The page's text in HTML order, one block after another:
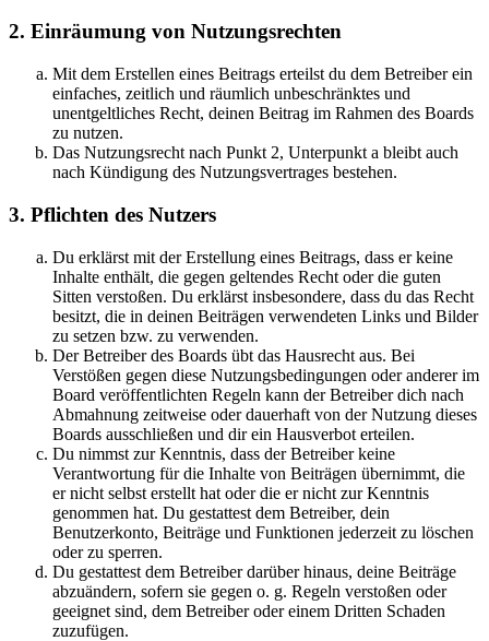
2. Einräumung von Nutzungsrechten
Mit dem Erstellen eines Beitrags erteilst du dem Betreiber ein
einfaches, zeitlich und räumlich unbeschränktes und
unentgeltliches Recht, deinen Beitrag im Rahmen des Boards
zu nutzen.
Das Nutzungsrecht nach Punkt 2, Unterpunkt a bleibt auch
nach Kündigung des Nutzungsvertrages bestehen.
3. Pflichten des Nutzers
Du erklärst mit der Erstellung eines Beitrags, dass er keine
Inhalte enthält, die gegen geltendes Recht oder die guten
Sitten verstoßen. Du erklärst insbesondere, dass du das Recht
besitzt, die in deinen Beiträgen verwendeten Links und Bilder
zu setzen bzw. zu verwenden.
Der Betreiber des Boards übt das Hausrecht aus. Bei
Verstößen gegen diese Nutzungsbedingungen oder anderer im
Board veröffentlichten Regeln kann der Betreiber dich nach
Abmahnung zeitweise oder dauerhaft von der Nutzung dieses
Boards ausschließen und dir ein Hausverbot erteilen.
Du nimmst zur Kenntnis, dass der Betreiber keine
Verantwortung für die Inhalte von Beiträgen übernimmt, die
er nicht selbst erstellt hat oder die er nicht zur Kenntnis
genommen hat. Du gestattest dem Betreiber, dein
Benutzerkonto, Beiträge und Funktionen jederzeit zu löschen
oder zu sperren.
Du gestattest dem Betreiber darüber hinaus, deine Beiträge
abzuändern, sofern sie gegen o. g. Regeln verstoßen oder
geeignet sind, dem Betreiber oder einem Dritten Schaden
zuzufügen.